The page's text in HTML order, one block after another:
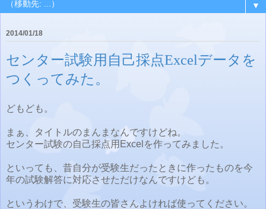
▼
2014/01/18
センター試験用自己採点Excelデータを
つくってみた。
どもども。
まぁ、タイトルのまんまなんですけどね。
センター試験の自己採点用Excelを作ってみました。
といっても、昔自分が受験生だったときに作ったものを今
年の試験解答に対応させただけなんですけども。
というわけで、受験生の皆さんよければ使ってください。